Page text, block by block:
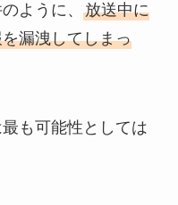
ように、 放送中に
漏洩してしまっ
も可能性としては